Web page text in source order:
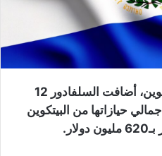
في خطوة تؤكد التزامها بالبيتكوين، أضافت السلفادور 12
حيازاتها من البيتكوين